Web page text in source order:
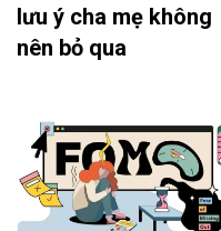
lưu ý cha mẹ không
nên bỏ qua